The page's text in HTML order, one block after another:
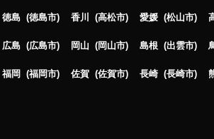
スピーキングマ
信）Pコース（
徳島 徳島市 香川 高松市 愛媛 松山市
広島 広島市 岡山 岡山市 島根 出雲市
福岡 福岡市 佐賀 佐賀市 長崎 長崎市